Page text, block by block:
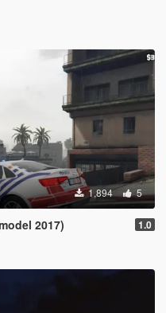
1,894 5
2017) 1.0